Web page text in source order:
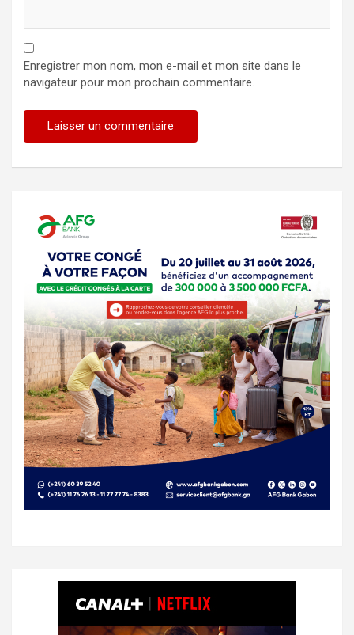
Enregistrer mon nom, mon e-mail et mon site dans le
navigateur pour mon prochain commentaire.